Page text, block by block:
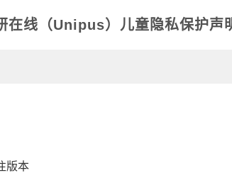
在线（Unipus）儿童隐私保护声
版本